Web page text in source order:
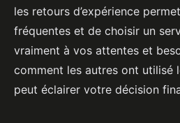
les retours d’expérience
fréquentes et de choisir un
vraiment à vos attentes et
comment les autres ont utilisé
peut éclairer votre décision